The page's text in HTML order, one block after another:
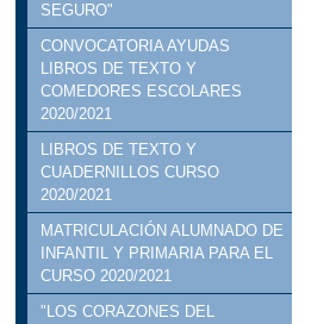
SEGURO"
CONVOCATORIA AYUDAS
LIBROS DE TEXTO Y
COMEDORES ESCOLARES
2020/2021
LIBROS DE TEXTO Y
CUADERNILLOS CURSO
2020/2021
MATRICULACIÓN ALUMNADO DE
INFANTIL Y PRIMARIA PARA EL
CURSO 2020/2021
"LOS CORAZONES DEL